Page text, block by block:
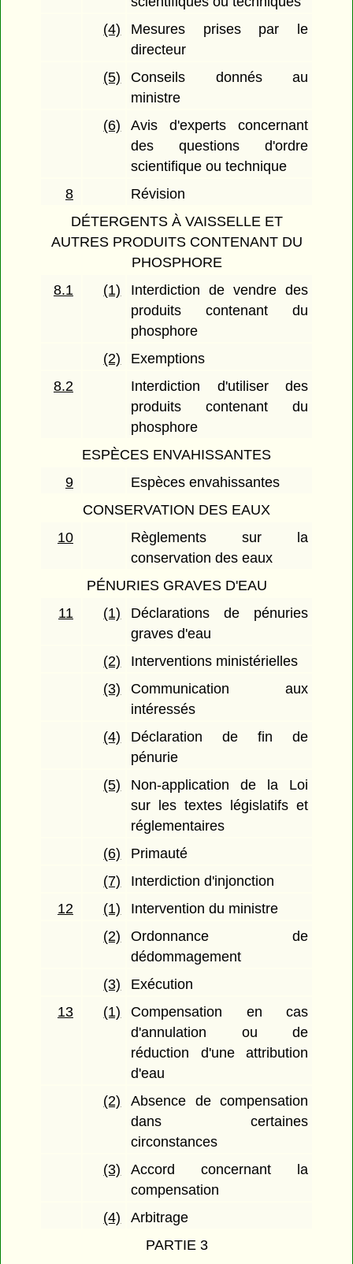
(4)
Mesures prises par le
directeur
(5)
Conseils donnés au
ministre
(6)
Avis d'experts concernant
des questions d'ordre
scientifique ou technique
8
Révision
DÉTERGENTS À VAISSELLE ET
AUTRES PRODUITS CONTENANT DU
PHOSPHORE
8.1
(1)
Interdiction de vendre des
produits contenant du
phosphore
(2)
Exemptions
8.2
Interdiction d'utiliser des
produits contenant du
phosphore
ESPÈCES ENVAHISSANTES
9
Espèces envahissantes
CONSERVATION DES EAUX
10
Règlements sur la
conservation des eaux
PÉNURIES GRAVES D'EAU
11
(1)
Déclarations de pénuries
graves d'eau
(2)
Interventions ministérielles
(3)
Communication aux
intéressés
(4)
Déclaration de fin de
pénurie
(5)
Non-application de la Loi
sur les textes législatifs et
réglementaires
(6)
Primauté
(7)
Interdiction d'injonction
12
(1)
Intervention du ministre
(2)
Ordonnance de
dédommagement
(3)
Exécution
13
(1)
Compensation en cas
d'annulation ou de
réduction d'une attribution
d'eau
(2)
Absence de compensation
dans certaines
circonstances
(3)
Accord concernant la
compensation
(4)
Arbitrage
PARTIE 3